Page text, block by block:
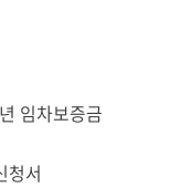
임차보증금
청서